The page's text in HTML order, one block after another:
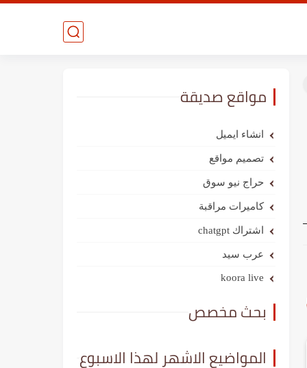
مواقع صديقة
انشاء ايميل
تصميم مواقع
حراج نيو سوق
كاميرات مراقبة
اشتراك chatgpt
عرب سيد
koora live
بحث مخصص
المواضيع الاشهر لهذا الاسبوع